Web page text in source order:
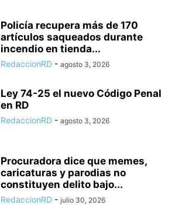
Policía recupera más de 170
artículos saqueados durante
incendio en tienda...
RedaccionRD - agosto 3, 2026
Ley 74-25 el nuevo Código Penal
en RD
RedaccionRD - agosto 3, 2026
Procuradora dice que memes,
caricaturas y parodias no
constituyen delito bajo...
RedaccionRD - julio 30, 2026